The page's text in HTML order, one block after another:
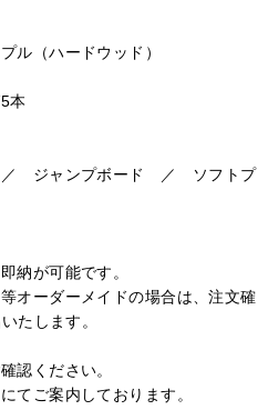
ル（ハードウッド）
本
／ ジャンプボード ／ ソフトプ
納が可能です。
オーダーメイドの場合は、注文確
たします。
認ください。
てご案内しております。